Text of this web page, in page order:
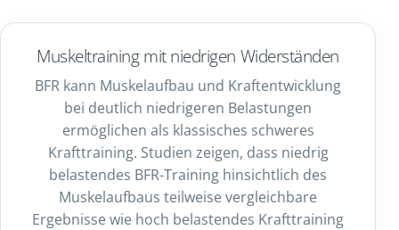
Muskeltraining mit niedrigen Widerständen
BFR kann Muskelaufbau und Kraftentwicklung
bei deutlich niedrigeren Belastungen
ermöglichen als klassisches schweres
Krafttraining. Studien zeigen, dass niedrig
belastendes BFR-Training hinsichtlich des
Muskelaufbaus teilweise vergleichbare
Ergebnisse wie hoch belastendes Krafttraining